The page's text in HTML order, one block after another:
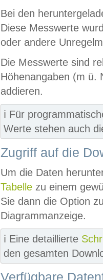
Bei den
Diese Messwerte
oder andere
Die Messwerte sind
Höhenangaben (m ü.
addieren.
ℹ️ Für
Werte stehen auch
Zugriff auf die
Um die Daten
Tabelle zu einem
Sie dann die Option
Diagrammanzeige.
ℹ️ Eine detaillierte
den gesamten
Verfügbare